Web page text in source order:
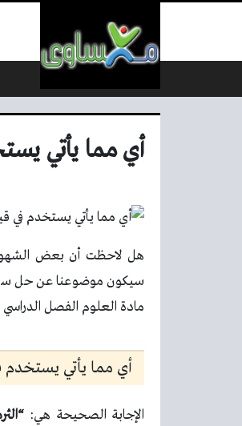
أي مما يأتي
هل لاحظت أن بعض الشهور
سيكون موضوعنا عن حل
مادة العلوم الفصل الدراسي
أي مما يأتي يستخدم
الإجابة الصحيحة هي: